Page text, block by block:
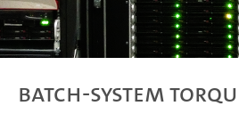
Batch-System